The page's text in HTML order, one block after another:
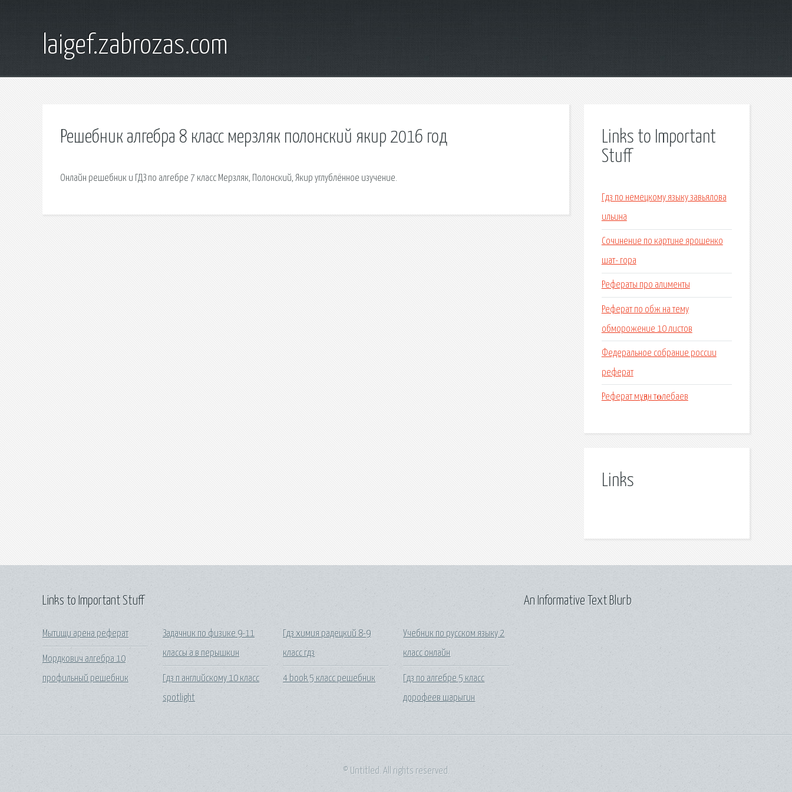
laigef.zabrozas.com
Решебник алгебра 8 класс мерзляк полонский якир 2016 год
Онлайн решебник и ГДЗ по алгебре 7 класс Мерзляк, Полонский, Якир углублённое изучение.
Links to Important
Stuff
Гдз по немецкому языку завьялова
ильина
Сочинение по картине ярошенко
шат- гора
Рефераты про алименты
Реферат по обж на тему
обморожение 10 листов
Федеральное собрание россии
реферат
Реферат мұқан төлебаев
Links
Links to Important Stuff
Мытищи арена реферат
Мордкович алгебра 10
профильный решебник
Задачник по физике 9-11
классы а.в перышкин
Гдз п английскому 10 класс
spotlight
Гдз химия радецкий 8-9
класс гдз
4 book 5 класс решебник
Учебник по русском языку 2
класс онлайн
Гдз по алгебре 5 класс
дорофеев шарыгин
An Informative Text Blurb
© Untitled. All rights reserved.